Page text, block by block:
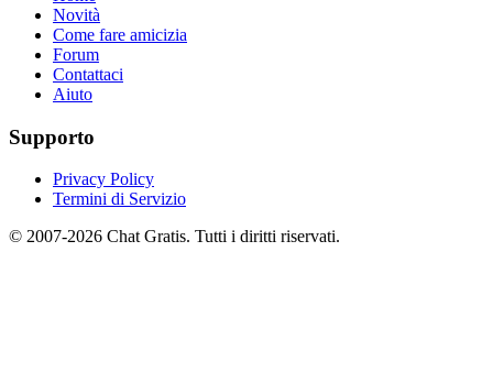
Novità
Come fare amicizia
Forum
Contattaci
Aiuto
Supporto
Privacy Policy
Termini di Servizio
© 2007-2026 Chat Gratis. Tutti i diritti riservati.